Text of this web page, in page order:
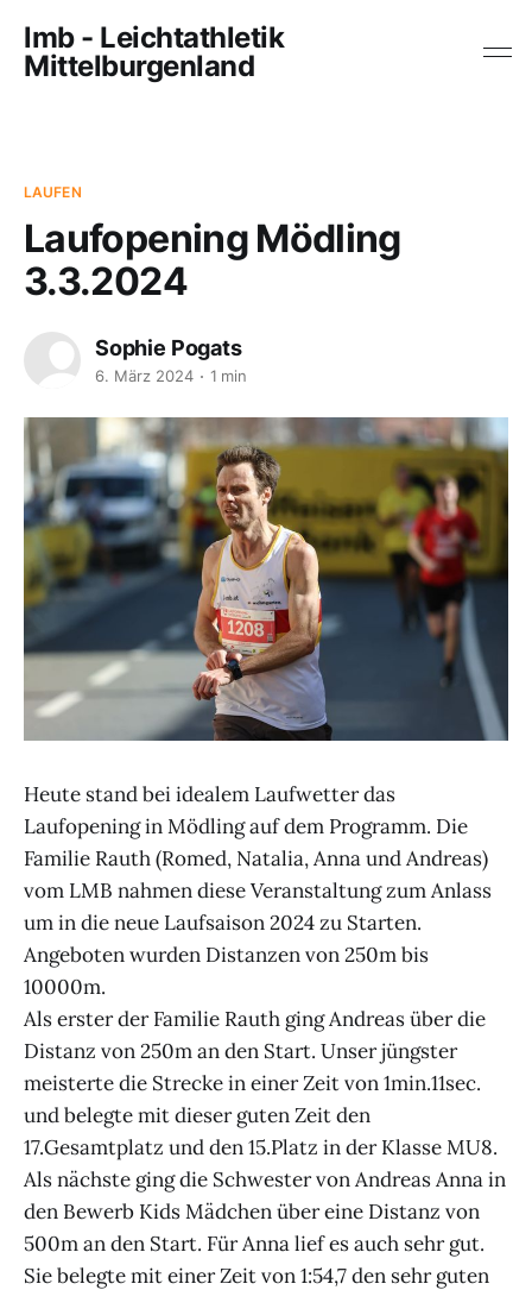
lmb - Leichtathletik
Mittelburgenland
LAUFEN
Laufopening Mödling
3.3.2024
Sophie Pogats
6. März 2024 1 min
Heute stand bei idealem Laufwetter das
Laufopening in Mödling auf dem Programm. Die
Familie Rauth (Romed, Natalia, Anna und Andreas)
vom LMB nahmen diese Veranstaltung zum Anlass
um in die neue Laufsaison 2024 zu Starten.
Angeboten wurden Distanzen von 250m bis
10000m.
Als erster der Familie Rauth ging Andreas über die
Distanz von 250m an den Start. Unser jüngster
meisterte die Strecke in einer Zeit von 1min.11sec.
und belegte mit dieser guten Zeit den
17.Gesamtplatz und den 15.Platz in der Klasse MU8.
Als nächste ging die Schwester von Andreas Anna in
den Bewerb Kids Mädchen über eine Distanz von
500m an den Start. Für Anna lief es auch sehr gut.
Sie belegte mit einer Zeit von 1:54,7 den sehr guten